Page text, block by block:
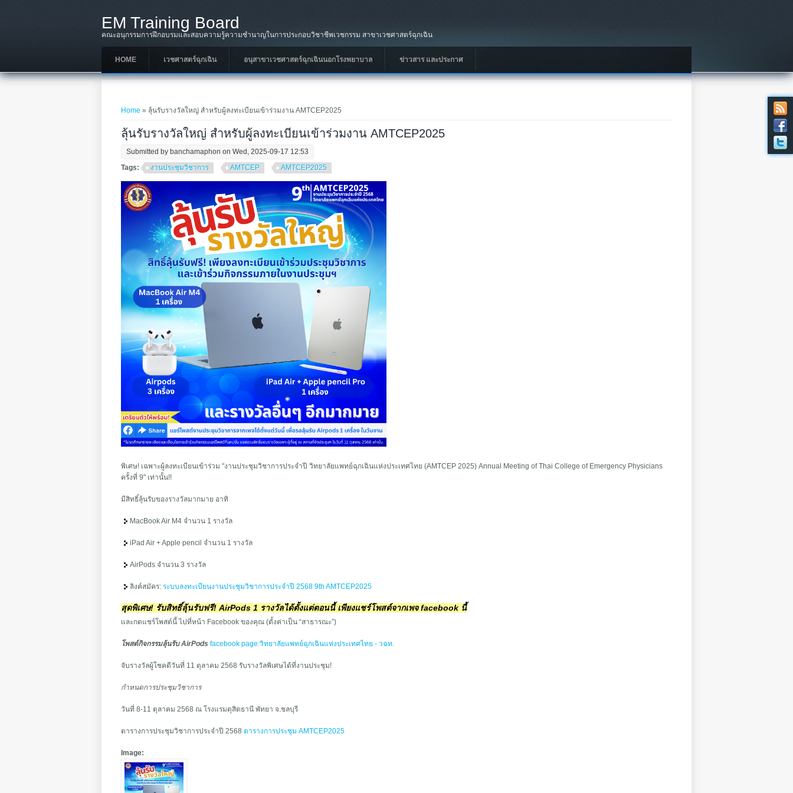
EM Training Board
คณะอนุกรรมการฝึกอบรมและสอบความรู้ความชำนาญในการประกอบวิชาชีพเวชกรรม สาขาเวชศาสตร์ฉุกเฉิน
HOME เวชศาสตร์ฉุกเฉิน อนุสาขาเวชศาสตร์ฉุกเฉินนอกโรงพยาบาล ข่าวสาร และประกาศ
You are here
Home » ลุ้นรับรางวัลใหญ่ สำหรับผู้ลงทะเบียนเข้าร่วมงาน AMTCEP2025
ลุ้นรับรางวัลใหญ่ สำหรับผู้ลงทะเบียนเข้าร่วมงาน AMTCEP2025
Submitted by banchamaphon on Wed, 2025-09-17 12:53
Tags:
งานประชุมวิชาการ AMTCEP AMTCEP2025
พิเศษ! เฉพาะผู้ลงทะเบียนเข้าร่วม "งานประชุมวิชาการประจำปี วิทยาลัยแพทย์ฉุกเฉินแห่งประเทศไทย (AMTCEP 2025) Annual Meeting of Thai College of Emergency Physicians
ครั้งที่ 9" เท่านั้น!!
มีสิทธิ์ลุ้นรับของรางวัลมากมาย อาทิ
MacBook Air M4 จำนวน 1 รางวัล
iPad Air + Apple pencil จำนวน 1 รางวัล
AirPods จำนวน 3 รางวัล
ลิงค์สมัคร:ระบบลงทะเบียนงานประชุมวิชาการประจำปี 2568 9th AMTCEP2025
สุดพิเศษ! รับสิทธิ์ลุ้นรับฟรี! AirPods 1 รางวัลได้ตั้งแต่ตอนนี้ เพียงแชร์โพสต์จากเพจ facebook นี้
และกดแชร์โพสต์นี้ ไปที่หน้า Facebook ของคุณ (ตั้งค่าเป็น “สาธารณะ”)
โพสต์กิจกรรมลุ้นรับ AirPods facebook page:วิทยาลัยแพทย์ฉุกเฉินแห่งประเทศไทย - วฉท.
จับรางวัลผู้โชคดีวันที่ 11 ตุลาคม 2568 รับรางวัลพิเศษได้ที่งานประชุม!
กำหนดการประชุมวิชาการ
วันที่ 8-11 ตุลาคม 2568 ณ โรงแรมดุสิตธานี พัทยา จ.ชลบุรี
ตารางการประชุมวิชาการประจำปี 2568ตารางการประชุม AMTCEP2025
Image: